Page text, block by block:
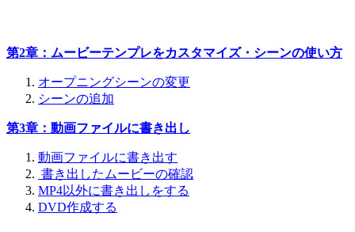
第2章：ムービーテンプレをカスタマイズ・シーンの使い方
オープニングシーンの変更
シーンの追加
第3章：動画ファイルに書き出し
動画ファイルに書き出す
書き出したムービーの確認
MP4以外に書き出しをする
DVD作成する